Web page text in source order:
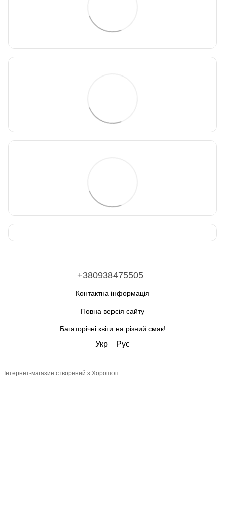
+380938475505
Контактна інформація
Повна версія сайту
Багаторічні квіти на різний смак!
Укр Рус
Інтернет-магазин створений з Хорошоп